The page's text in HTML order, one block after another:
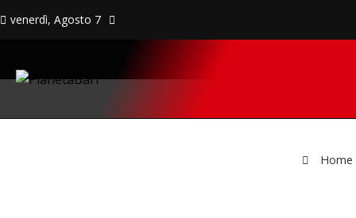
venerdì, Agosto 7
Home